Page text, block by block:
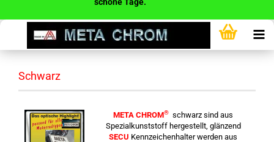
Schwarz
META CHROM® schwarz sind aus
Spezialkunststoff hergestellt, glänzend
SECU Kennzeichenhalter werden aus